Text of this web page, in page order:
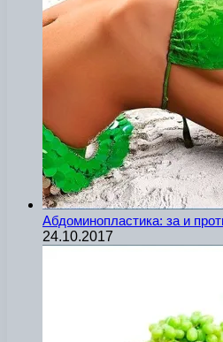
Абдоминопластика: за и
24.10.2017